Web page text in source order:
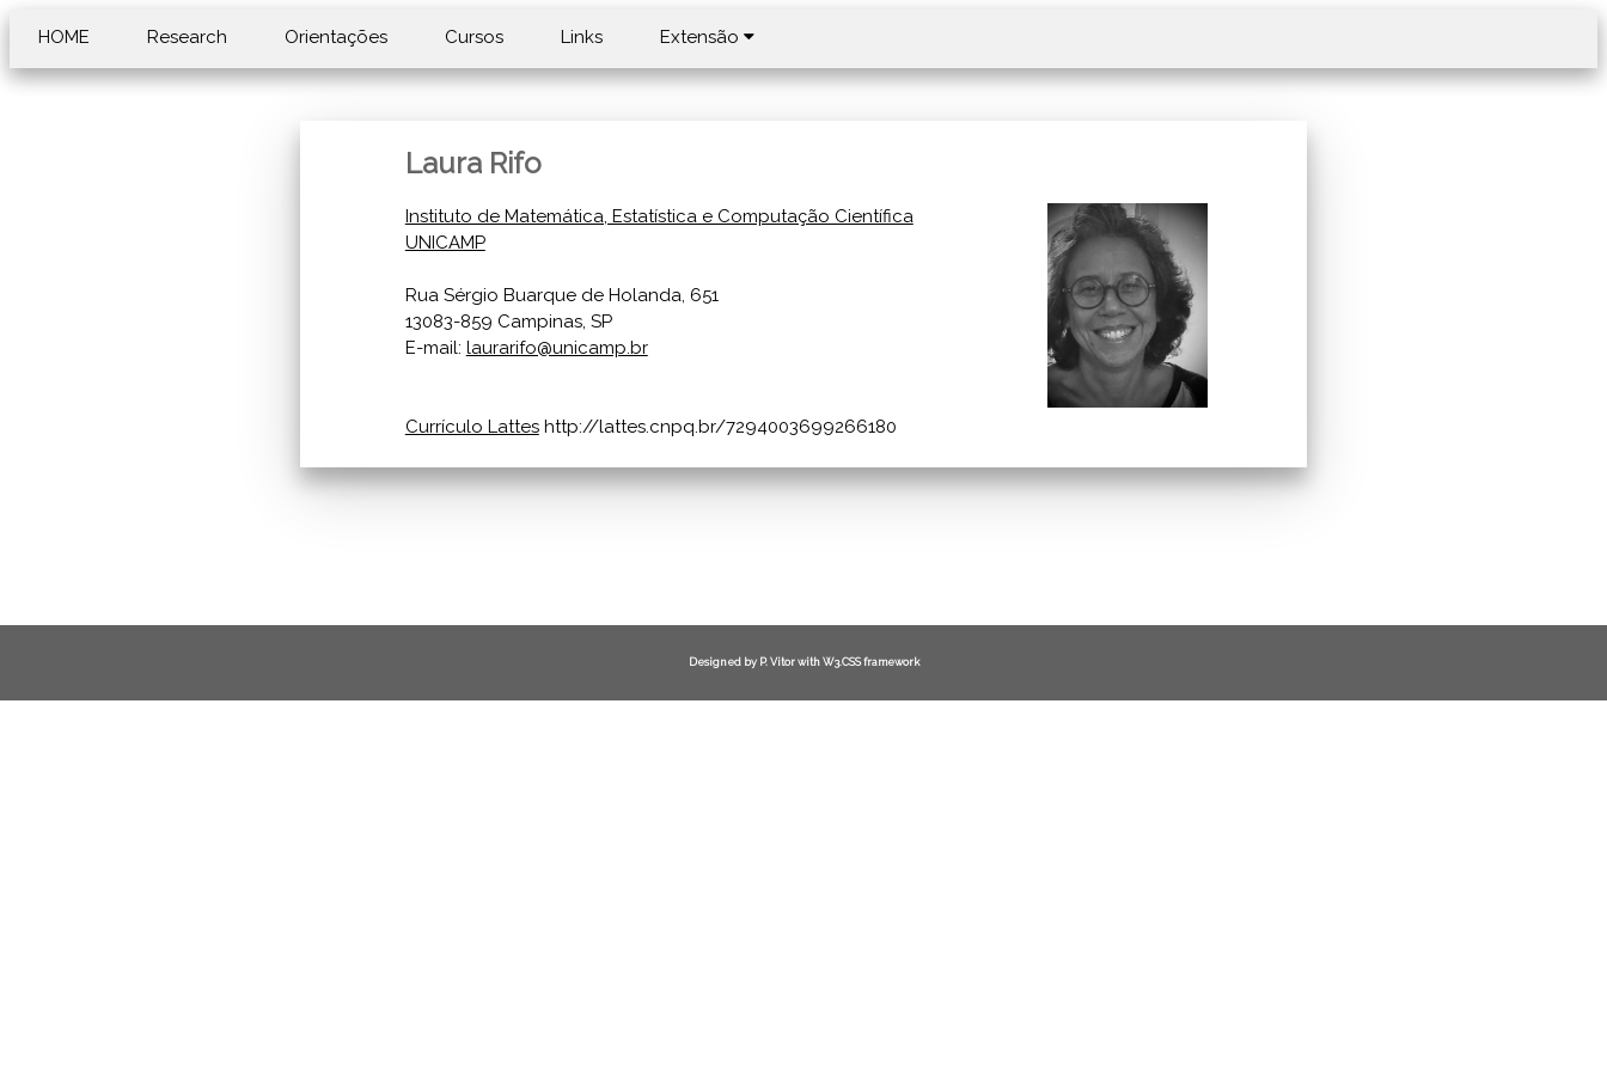
HOME Research Orientações Cursos Links Extensão
Laura Rifo
Instituto de Matemática, Estatística e Computação Científica
UNICAMP
Rua Sérgio Buarque de Holanda, 651
13083-859 Campinas, SP
E-mail: laurarifo@unicamp.br
Currí­culo Latteshttp://lattes.cnpq.br/7294003699266180
Designed by P. Vitor with W3.CSS framework